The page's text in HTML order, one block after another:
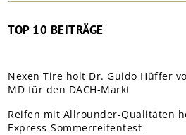
TOP 10 BEITRÄGE
Nexen Tire holt Dr. Guido Hüffer
MD für den DACH-Markt
Reifen mit Allrounder-Qualitäten
Express-Sommerreifentest